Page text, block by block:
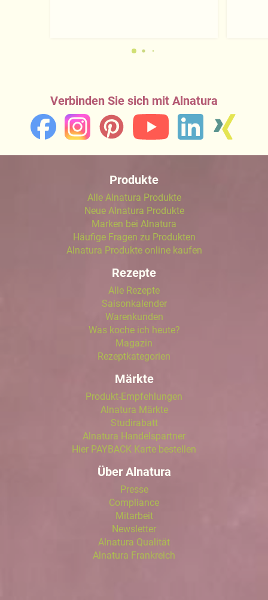
Verbinden Sie sich mit Alnatura
Produkte
Alle Alnatura Produkte
Neue Alnatura Produkte
Marken bei Alnatura
Häufige Fragen zu Produkten
Alnatura Produkte online kaufen
Rezepte
Alle Rezepte
Saisonkalender
Warenkunden
Was koche ich heute?
Magazin
Rezeptkategorien
Märkte
Produkt-Empfehlungen
Alnatura Märkte
Studirabatt
Alnatura Handelspartner
Hier PAYBACK Karte bestellen
Über Alnatura
Presse
Compliance
Mitarbeit
Newsletter
Alnatura Qualität
Alnatura Frankreich